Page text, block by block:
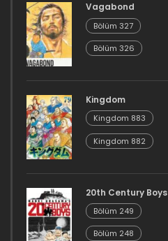
Vagabond
Bölüm 327
Bölüm 326
Kingdom
Kingdom 883
Kingdom 882
20th Century Boys
Bölüm 249
Bölüm 248